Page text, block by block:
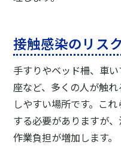
接触感染のリス
手すりやベッド柵、車
座など、多くの人が触
しやすい場所です。こ
する必要がありますが
作業負担が増加します。